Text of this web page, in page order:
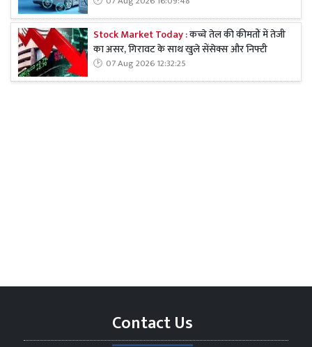
Stock Market Today :कच्चे तेल की कीमतों में तेजी
का असर, गिरावट के साथ खुले सेंसेक्स और निफ्टी
07 Aug 2026 12:32:25
Contact Us